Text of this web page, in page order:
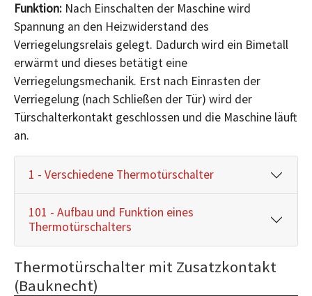
Funktion: Nach Einschalten der Maschine wird
Spannung an den Heizwiderstand des
Verriegelungsrelais gelegt. Dadurch wird ein Bimetall
erwärmt und dieses betätigt eine
Verriegelungsmechanik. Erst nach Einrasten der
Verriegelung (nach Schließen der Tür) wird der
Türschalterkontakt geschlossen und die Maschine läuft
an.
1 - Verschiedene Thermotürschalter
101 - Aufbau und Funktion eines
Thermotürschalters
Thermotürschalter mit Zusatzkontakt
(Bauknecht)